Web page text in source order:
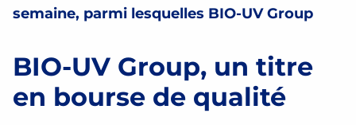
semaine, parmi lesquelles BIO-UV Group
BIO-UV Group, un titre
en bourse de qualité